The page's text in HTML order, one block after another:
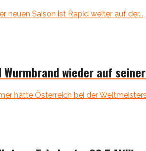
neuen Saison ist Rapid weiter auf der...
Wurmbrand wieder auf
hätte Österreich bei der